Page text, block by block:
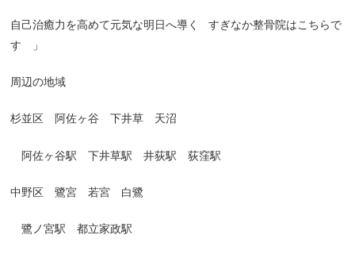
自己治癒力を高めて元気な明日へ導く
すぎなか整骨院はこちらで
す 」
周辺の地域
杉並区 阿佐ヶ谷 下井草 天沼
阿佐ヶ谷駅 下井草駅 井荻駅 荻窪駅
中野区 鷺宮 若宮 白鷺
鷺ノ宮駅 都立家政駅